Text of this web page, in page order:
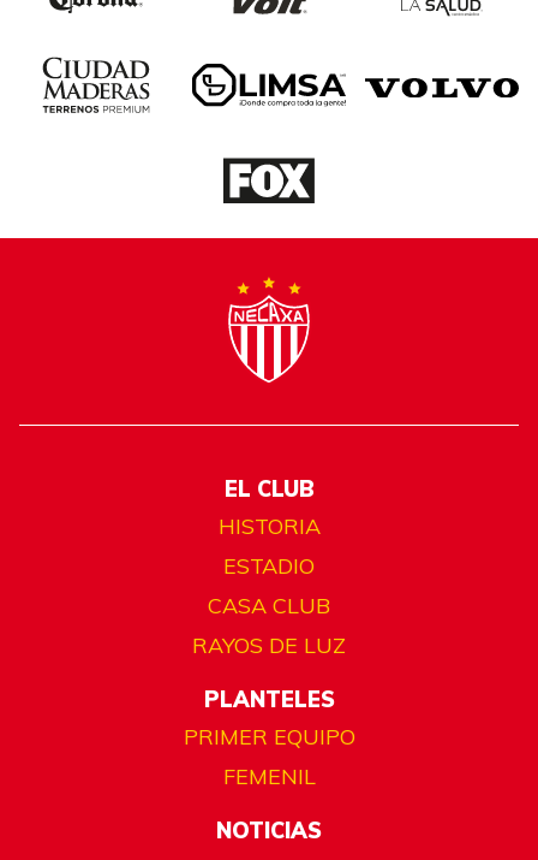
EL CLUB
HISTORIA
ESTADIO
CASA CLUB
RAYOS DE LUZ
PLANTELES
PRIMER EQUIPO
FEMENIL
NOTICIAS